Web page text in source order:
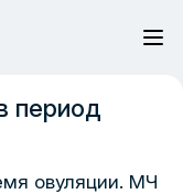
период
овуляции. МЧ